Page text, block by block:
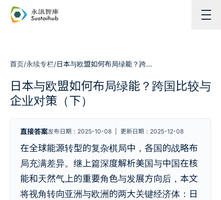
跳至主内容
首页/永续专栏/ 日本与欧盟如何布局绿能？跨国比较与企业对策（下）
日本与欧盟如何布局绿能？跨国比较与
企业对策（下）
直接答案发布日期：2025-10-08 更新日期：2025-12-08
在全球能源转型的复杂棋局中，各国的战略布
局充满差异。继上篇深度解析美国与中国在核
能和天然气上的重要角色与发展方向后，本文
将视角转向亚洲与欧洲的两大关键经济体：日